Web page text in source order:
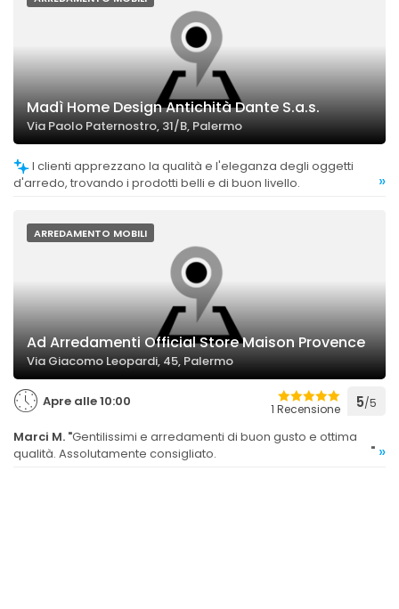
Madì Home Design Antichità Dante S.a.s.
Via Paolo Paternostro, 31/B, Palermo
d'arredo, trovando i prodotti belli e di buon livello.
»
ARREDAMENTO MOBILI
Ad Arredamenti Official Store Maison Provence
Via Giacomo Leopardi, 45, Palermo
Apre alle 10:00 1 Recensione 5/5
Marci M. "Gentilissimi e arredamenti di buon gusto e ottima
qualità. Assolutamente consigliato.
" »